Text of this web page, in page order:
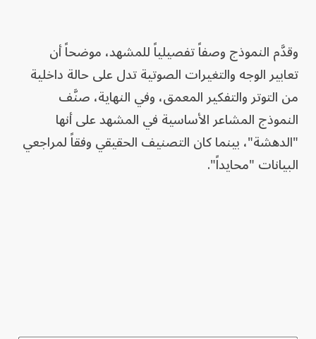
وقدَّم النموذج وصفاً تفصيلياً للمشهد، موضحاً أن
تعابير الوجه والتغيرات الصوتية تدل على حالة داخلية
من التوتر والتفكير المعمق، وفي النهاية، صنَّف
النموذج المشاعر الأساسية في المشهد على أنها
"الدهشة"، بينما كان التصنيف الحقيقي وفقاً لمراجعي
البيانات "محايداً".